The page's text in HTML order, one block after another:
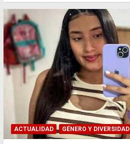
ACTUALIDAD GÉNERO Y DIVERSIDAD